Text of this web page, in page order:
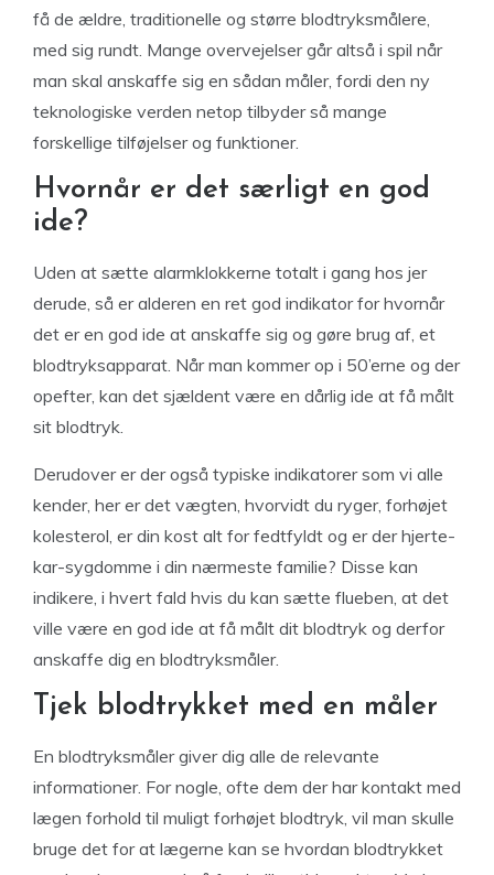
få de ældre, traditionelle og større blodtryksmålere,
med sig rundt. Mange overvejelser går altså i spil når
man skal anskaffe sig en sådan måler, fordi den ny
teknologiske verden netop tilbyder så mange
forskellige tilføjelser og funktioner.
Hvornår er det særligt en god
ide?
Uden at sætte alarmklokkerne totalt i gang hos jer
derude, så er alderen en ret god indikator for hvornår
det er en god ide at anskaffe sig og gøre brug af, et
blodtryksapparat. Når man kommer op i 50’erne og der
opefter, kan det sjældent være en dårlig ide at få målt
sit blodtryk.
Derudover er der også typiske indikatorer som vi alle
kender, her er det vægten, hvorvidt du ryger, forhøjet
kolesterol, er din kost alt for fedtfyldt og er der hjerte-
kar-sygdomme i din nærmeste familie? Disse kan
indikere, i hvert fald hvis du kan sætte flueben, at det
ville være en god ide at få målt dit blodtryk og derfor
anskaffe dig en blodtryksmåler.
Tjek blodtrykket med en måler
En blodtryksmåler giver dig alle de relevante
informationer. For nogle, ofte dem der har kontakt med
lægen forhold til muligt forhøjet blodtryk, vil man skulle
bruge det for at lægerne kan se hvordan blodtrykket